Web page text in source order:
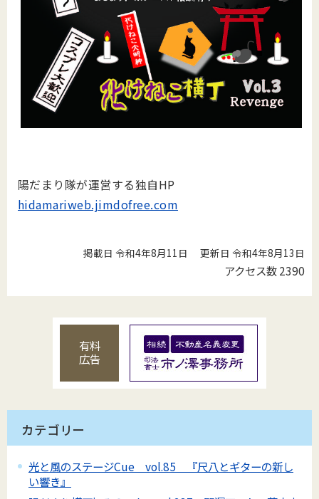
陽だまり隊が運営する独自HP
hidamariweb.jimdofree.com
掲載日 令和4年8月11日 更新日 令和4年8月13日
アクセス数2390
有料
広告
カテゴリー
光と風のステージCue vol.85 『尺八とギターの新し
い響き』